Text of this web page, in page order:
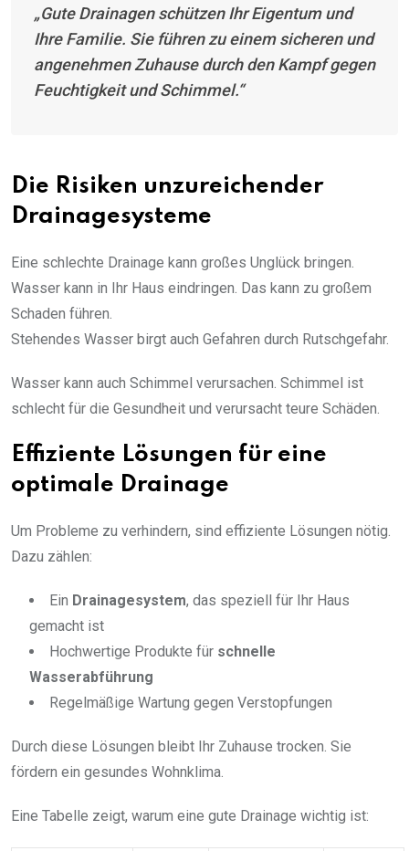
„Gute Drainagen schützen Ihr Eigentum und
Ihre Familie. Sie führen zu einem sicheren und
angenehmen Zuhause durch den Kampf gegen
Feuchtigkeit und Schimmel.“
Die Risiken unzureichender
Drainagesysteme
Eine schlechte Drainage kann großes Unglück bringen.
Wasser kann in Ihr Haus eindringen. Das kann zu großem
Schaden führen.
Stehendes Wasser birgt auch Gefahren durch Rutschgefahr.
Wasser kann auch Schimmel verursachen. Schimmel ist
schlecht für die Gesundheit und verursacht teure Schäden.
Effiziente Lösungen für eine
optimale Drainage
Um Probleme zu verhindern, sind effiziente Lösungen nötig.
Dazu zählen:
Ein Drainagesystem, das speziell für Ihr Haus
gemacht ist
Hochwertige Produkte für schnelle
Wasserabführung
Regelmäßige Wartung gegen Verstopfungen
Durch diese Lösungen bleibt Ihr Zuhause trocken. Sie
fördern ein gesundes Wohnklima.
Eine Tabelle zeigt, warum eine gute Drainage wichtig ist: